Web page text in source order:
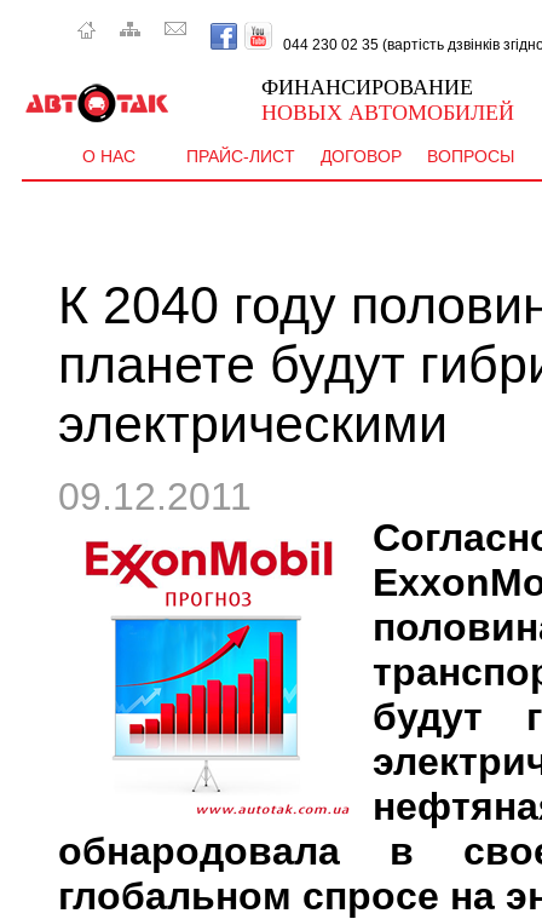
044 230 02 35 (вартість дзвінків
ФИНАНСИРОВАНИЕ
НОВЫХ АВТОМОБИЛЕЙ
О НАС ПРАЙС-ЛИСТ ДОГОВОР ВОПРОСЫ
К 2040 году
планете будут
электрическими
09.12.2011
будут
обнародовала в
глобальном спросе на